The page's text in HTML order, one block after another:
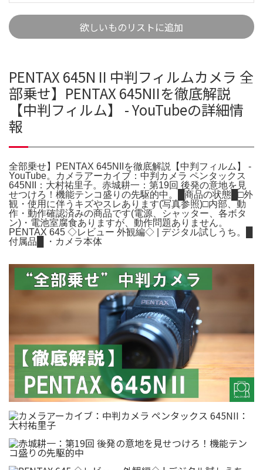
欲しいものリストに追加
PENTAX 645N II 中判フィルムカメラ 全
部乗せ】PENTAX 645NIIを徹底解説
【中判フィルム】 - YouTubeの詳細情
報
全部乗せ】PENTAX 645NIIを徹底解説【中判フィルム】 -
YouTube。カメラアーカイブ：中判カメラ ペンタックス
645NII：大村祐里子。赤城耕一：第19回 後発の意地を見
せつけろ！機能テンコ盛りの先駆的中。█商品の状態█□外
観・使用に伴うキズやスレあります(写真参照)□内部、動
作・動作確認済みの商品です(電源、シャッター、各ボタ
ン)・電池室腐食ありますが、動作問題ありません。
PENTAX 645 ◇レビュー 外観編◇ | デジタル試しうち。█
付属品█ ・カメラ本体